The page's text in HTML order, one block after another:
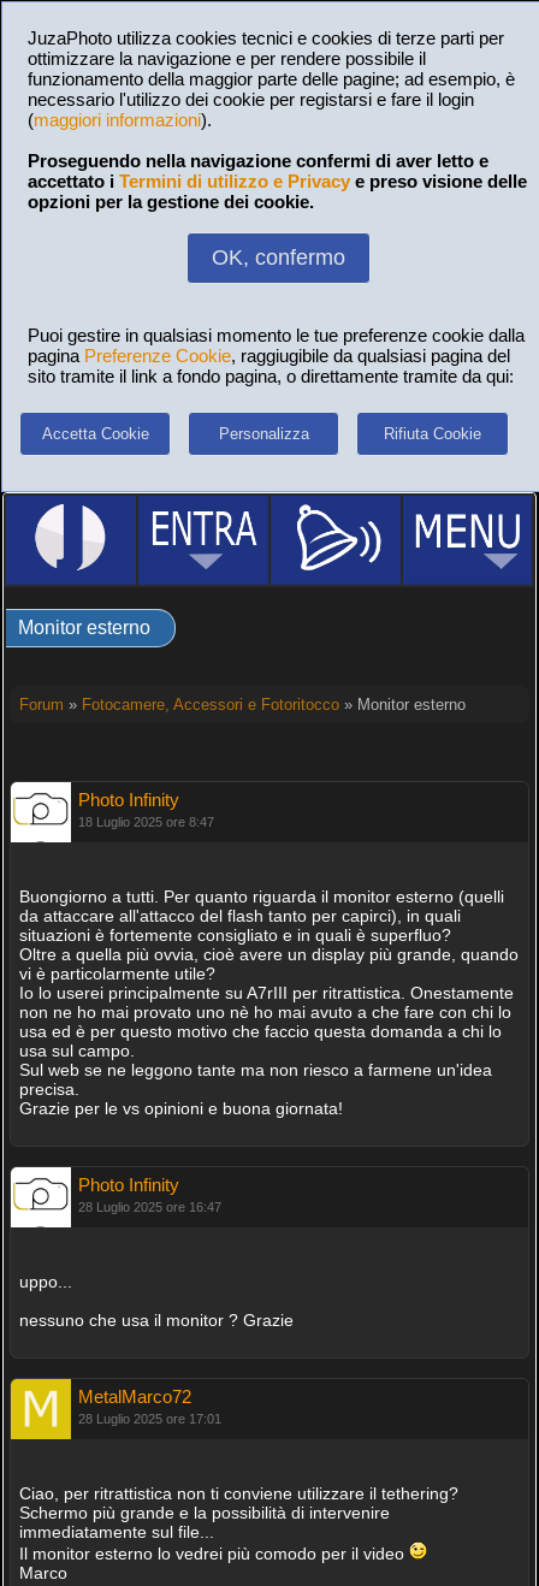
JuzaPhoto utilizza cookies tecnici e cookies di terze parti per
ottimizzare la navigazione e per rendere possibile il
funzionamento della maggior parte delle pagine; ad esempio, è
necessario l'utilizzo dei cookie per registarsi e fare il login
(maggiori informazioni).
Proseguendo nella navigazione confermi di aver letto e
accettato i Termini di utilizzo e Privacy e preso visione delle
opzioni per la gestione dei cookie.
OK, confermo
Puoi gestire in qualsiasi momento le tue preferenze cookie dalla
pagina Preferenze Cookie, raggiugibile da qualsiasi pagina del
sito tramite il link a fondo pagina, o direttamente tramite da qui:
Accetta Cookie Personalizza Rifiuta Cookie
Monitor esterno
Forum » Fotocamere, Accessori e Fotoritocco» Monitor esterno
Photo Infinity
18 Luglio 2025 ore 8:47
Buongiorno a tutti. Per quanto riguarda il monitor esterno (quelli
da attaccare all'attacco del flash tanto per capirci), in quali
situazioni è fortemente consigliato e in quali è superfluo?
Oltre a quella più ovvia, cioè avere un display più grande, quando
vi è particolarmente utile?
Io lo userei principalmente su A7rIII per ritrattistica. Onestamente
non ne ho mai provato uno nè ho mai avuto a che fare con chi lo
usa ed è per questo motivo che faccio questa domanda a chi lo
usa sul campo.
Sul web se ne leggono tante ma non riesco a farmene un'idea
precisa.
Grazie per le vs opinioni e buona giornata!
Photo Infinity
28 Luglio 2025 ore 16:47
uppo...
nessuno che usa il monitor ? Grazie
MetalMarco72
28 Luglio 2025 ore 17:01
Ciao, per ritrattistica non ti conviene utilizzare il tethering?
Schermo più grande e la possibilità di intervenire
immediatamente sul file...
Il monitor esterno lo vedrei più comodo per il video
Marco